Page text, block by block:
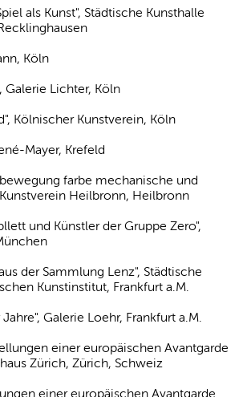
als Kunst", Städtische Kunsthalle
Köln
Galerie Lichter, Köln
Kölnischer Kunstverein, Köln
Mayer, Krefeld
farbe mechanische und
Heilbronn, Heilbronn
und Künstler der Gruppe Zero",
der Sammlung Lenz", Städtische
Kunstinstitut, Frankfurt a.M.
Galerie Loehr, Frankfurt a.M.
einer europäischen Avantgarde
Zürich, Zürich, Schweiz
einer europäischen Avantgarde